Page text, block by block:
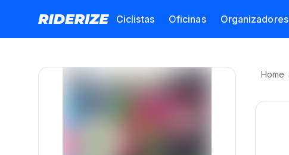
Ciclistas Oficinas Organizadores
Home